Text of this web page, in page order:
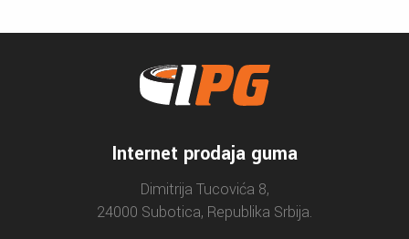
Internet prodaja guma
Dimitrija Tucovića 8,
24000 Subotica, Republika Srbija.